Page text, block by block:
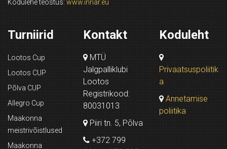
Kodulehe teostus: www.innar.eu
Turniirid
Lootos Cup
Lootos CUP
Põlva CUP
Allegro Cup
Maakonna
meistrivõistlused
Maakonna
Kontakt
MTÜ
Jalgpalliklubi
Lootos
Registrikood:
80031013
Piiri tn. 5, Põlva
+372 799
Koduleht
Privaatsuspoliitik
a
Annetamise
poliitika